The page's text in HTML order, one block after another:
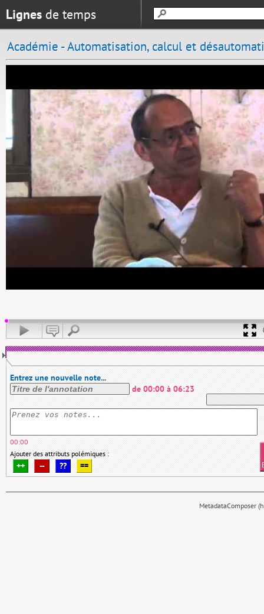
Lignes de temps
Académie - Automatisation, calcul et
Entrez une nouvelle note...
de 00:00 à 06:23
00:00
Ajouter des attributs polémiques :
++ -- ?? ==
MetadataComposer